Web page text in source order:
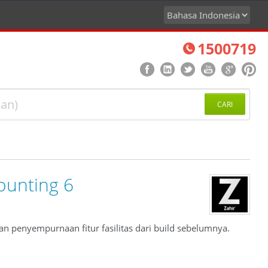
1500719
CARI
6
penyempurnaan fitur fasilitas dari build sebelumnya.